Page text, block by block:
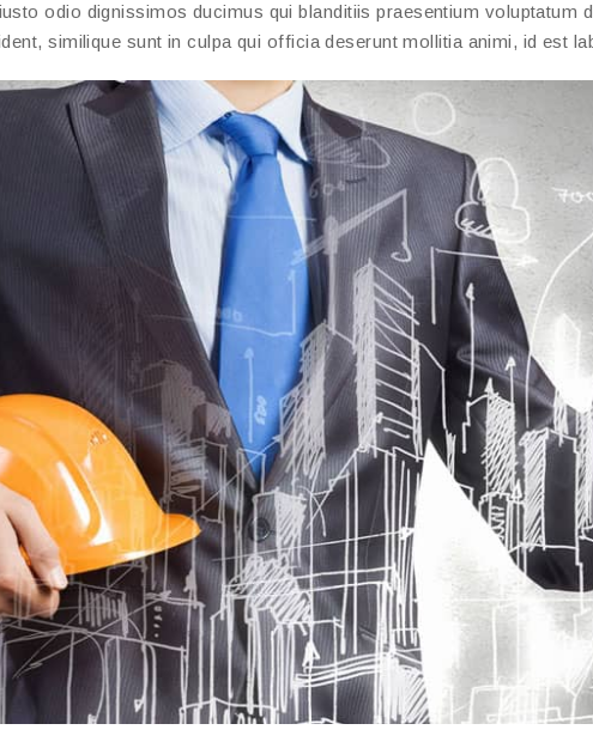
odio dignissimos ducimus qui blanditiis praesentium
similique sunt in culpa qui officia deserunt mollitia animi, id est